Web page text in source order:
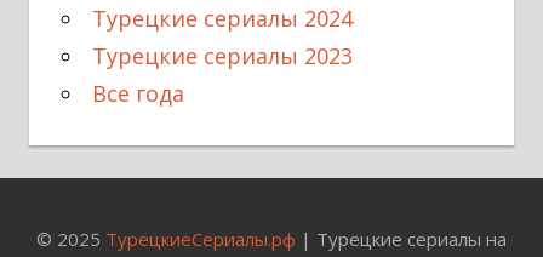
Турецкие сериалы 2024
Турецкие сериалы 2023
Все года
© 2025 ТурецкиеСериалы.рф | Турецкие сериалы на